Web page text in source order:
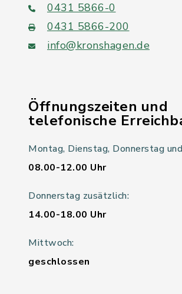
0431 5866-0
0431 5866-200
info@kronshagen.de
Öffnungszeiten und
telefonische
Montag, Dienstag, Donnerstag
08.00-12.00 Uhr
Donnerstag zusätzlich:
14.00-18.00 Uhr
Mittwoch:
geschlossen